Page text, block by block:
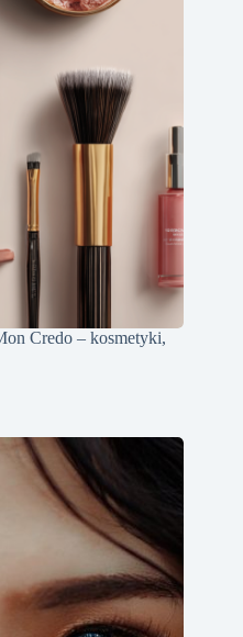
Credo – kosmetyki,